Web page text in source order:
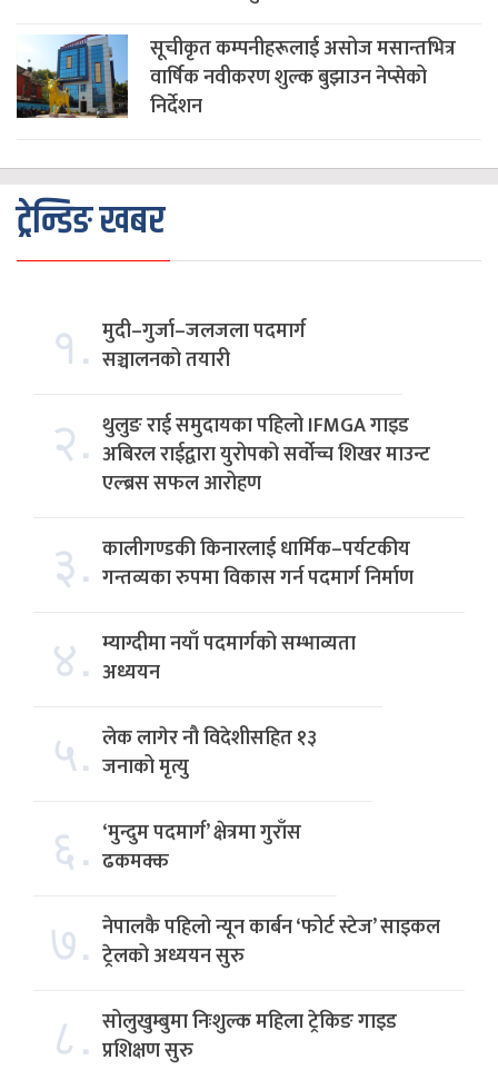
सूचीकृत कम्पनीहरूलाई असोज मसान्तभित्र
वार्षिक नवीकरण शुल्क बुझाउन नेप्सेको
निर्देशन
ट्रेन्डिङ खबर
१. मुदी–गुर्जा–जलजला पदमार्ग
सञ्चालनको तयारी
२. थुलुङ राई समुदायका पहिलो IFMGA गाइड
अबिरल राईद्वारा युरोपको सर्वोच्च शिखर माउन्ट
एल्ब्रस सफल आरोहण
३. कालीगण्डकी किनारलाई धार्मिक–पर्यटकीय
गन्तव्यका रुपमा विकास गर्न पदमार्ग निर्माण
४. म्याग्दीमा नयाँ पदमार्गको सम्भाव्यता
अध्ययन
५. लेक लागेर नौ विदेशीसहित १३
जनाको मृत्यु
६. ‘मुन्दुम पदमार्ग’ क्षेत्रमा गुराँस
ढकमक्क
७. नेपालकै पहिलो न्यून कार्बन ‘फोर्ट स्टेज’ साइकल
ट्रेलको अध्ययन सुरु
८. सोलुखुम्बुमा निःशुल्क महिला ट्रेकिङ गाइड
प्रशिक्षण सुरु